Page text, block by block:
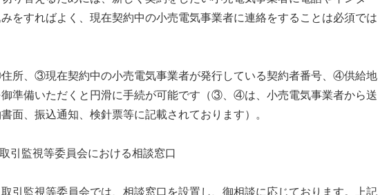
をすればよく、現在契約中の小売電気事業者に連絡をすることは必須では
、③現在契約中の小売電気事業者が発行している契約者番号、④供給地
御準備いただくと円滑に手続が可能です（③、④は、小売電気事業者から送
面、振込通知、検針票等に記載されております）。
引監視等委員会における相談窓口
引監視等委員会では、相談窓口を設置し、御相談に応じております。上記